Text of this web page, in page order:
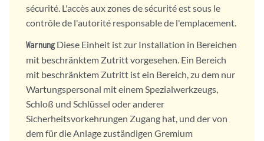
sécurité. L'accès aux zones de sécurité est sous le
contrôle de l'autorité responsable de l'emplacement.
WarnungDiese Einheit ist zur Installation in Bereichen
mit beschränktem Zutritt vorgesehen. Ein Bereich
mit beschränktem Zutritt ist ein Bereich, zu dem nur
Wartungspersonal mit einem Spezialwerkzeugs,
Schloß und Schlüssel oder anderer
Sicherheitsvorkehrungen Zugang hat, und der von
dem für die Anlage zuständigen Gremium